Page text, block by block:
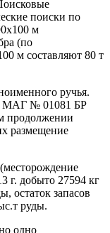
поиски по
м
(по
м составляют 80 т
ручья.
МАГ № 01081 БР
продолжении
размещение
г. добыто 27594 кг
остаток запасов
руды.
одно